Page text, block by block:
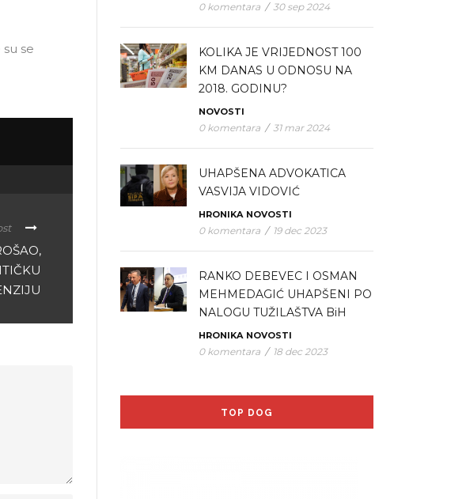
se
0 komentara / 30 sep 2024
KOLIKA JE VRIJEDNOST 100
KM DANAS U ODNOSU NA
2018. GODINU?
NOVOSTI
0 komentara / 31 mar 2024
UHAPŠENA ADVOKATICA
VASVIJA VIDOVIĆ
HRONIKA NOVOSTI
0 komentara / 19 dec 2023
RANKO DEBEVEC I OSMAN
MEHMEDAGIĆ UHAPŠENI PO
NALOGU TUŽILAŠTVA BiH
HRONIKA NOVOSTI
0 komentara / 18 dec 2023
TOP DOG